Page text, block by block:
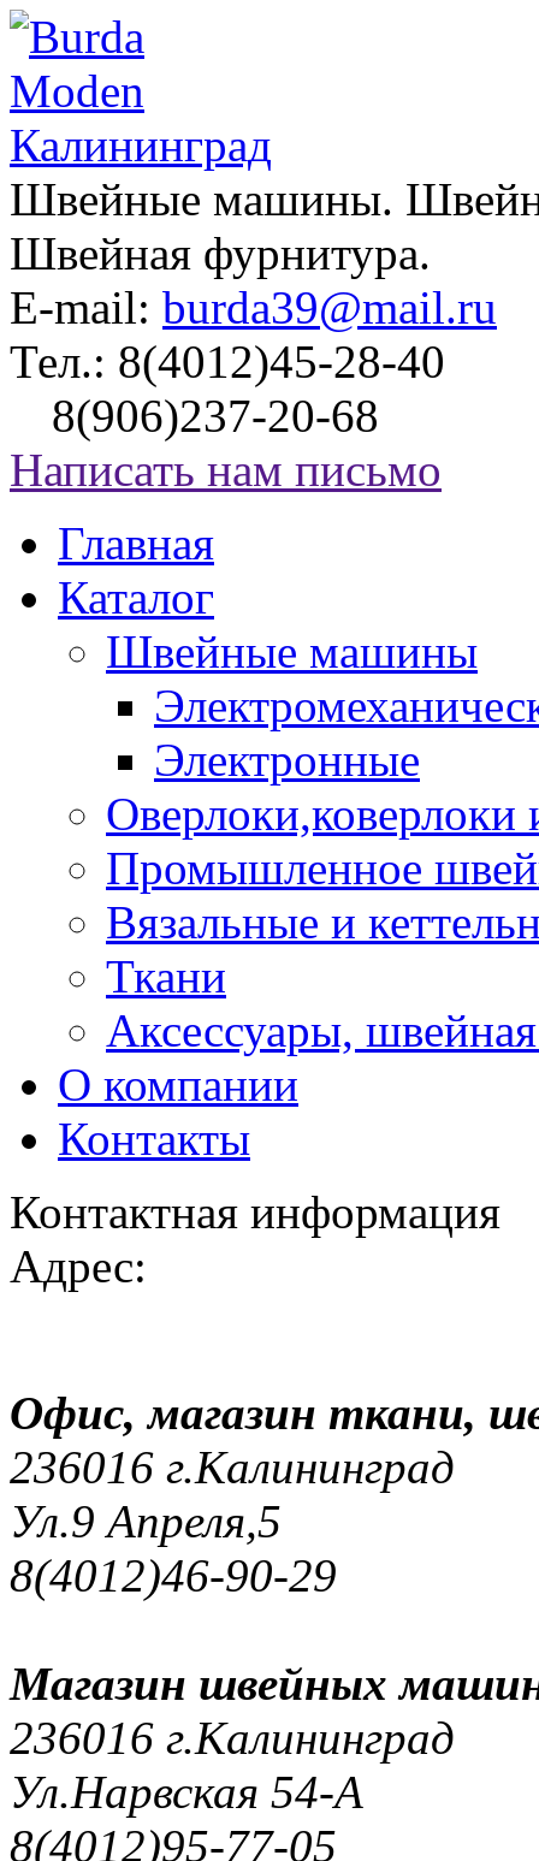
Швейные машины.
Швейная фурнитура.
E-mail: burda39@mail.ru
Тел.: 8(4012)45-28-40
8(906)237-20-68
Написать нам письмо
Главная
Каталог
Швейные машины
Электронные
Промышленное
Вязальные и
Ткани
Аксессуары,
О компании
Контакты
Контактная информация
Адрес:
Офис, магазин ткани,
236016 г.Калининград
Ул.9 Апреля,5
8(4012)46-90-29
Магазин швейных
236016 г.Калининград
Ул.Нарвская 54-А
8(4012)95-77-05